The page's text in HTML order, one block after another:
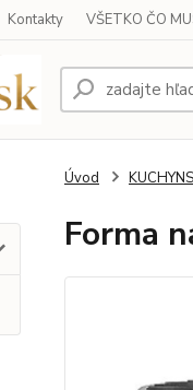
Kontakty VŠETKO ČO
Úvod
Forma